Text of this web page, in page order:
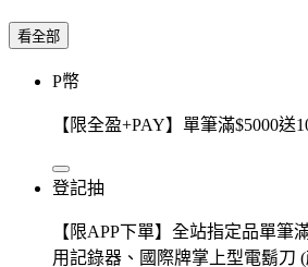
看全部
P幣
【限全盈+PAY】單筆滿$5000送
登記抽
【限APP下單】全站指定品單筆
用記錄器、國際牌掌上型電鬍刀